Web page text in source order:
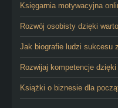
Księgarnia motywacyjna
Rozwój osobisty dzięki
Jak biografie ludzi sukcesu
Rozwijaj kompetencje
Książki o biznesie dla